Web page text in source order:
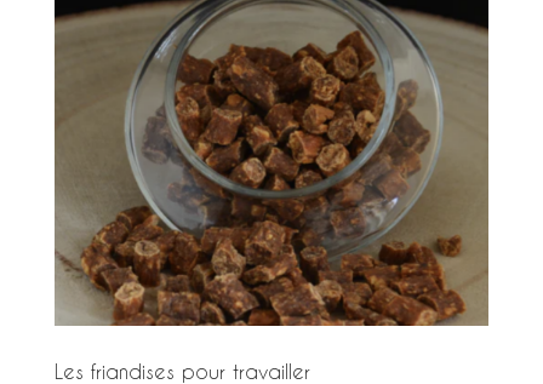
Les friandises pour travailler